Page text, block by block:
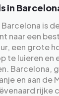
in
is
naar een
een grote
te luieren en
Barcelona,
en aan de
rijke